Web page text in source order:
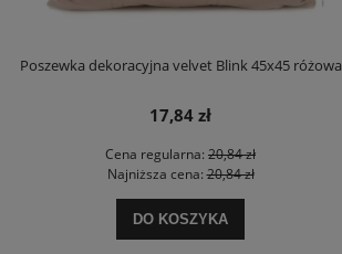
Poszewka dekoracyjna velvet Blink 45x45 różowa
17,84 zł
Cena regularna: 20,84 zł
Najniższa cena:20,84 zł
DO KOSZYKA